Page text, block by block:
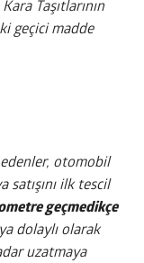
Taşıtlarının
geçici madde
otomobil
satışını ilk tescil
geçmedikçe
dolaylı olarak
uzatmaya